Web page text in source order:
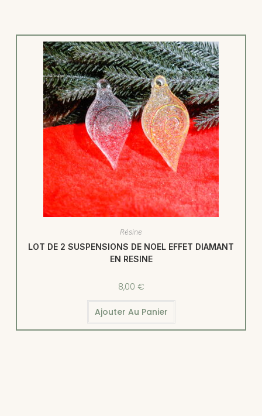
Résine
LOT DE 2 SUSPENSIONS DE NOEL EFFET DIAMANT
EN RESINE
8,00 €
Ajouter Au Panier